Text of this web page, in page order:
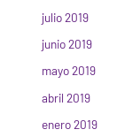
julio 2019
junio 2019
mayo 2019
abril 2019
enero 2019